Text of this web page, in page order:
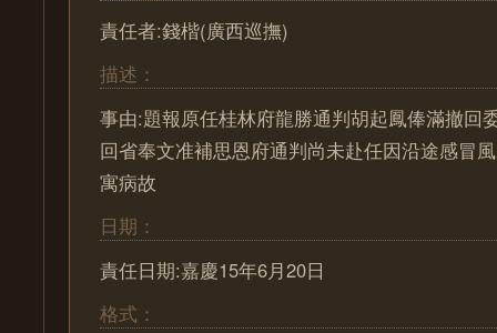
責任者:錢楷(廣西巡撫)
描述：
事由:題報原任桂林府龍勝通判胡起鳳俸滿撤回
回省奉文准補思恩府通判尚未赴任因沿途感冒
寓病故
日期：
責任日期:嘉慶15年6月20日
格式：